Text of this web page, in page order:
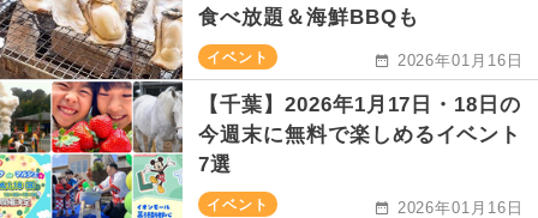
食べ放題＆海鮮BBQも
イベント 2026年01月16日
【千葉】2026年1月17日・18日の
今週末に無料で楽しめるイベント
7選
イベント 2026年01月16日